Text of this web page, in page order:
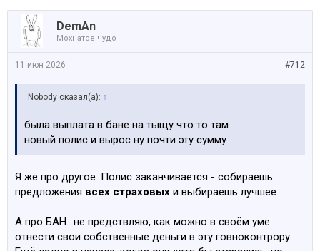
DemAn
Мохнатое чудо
#712
11 июн 2026
Nobody сказал(а): ↑
была выплата в бане на тыщу что то там
новый полис и вырос ну почти эту сумму
Я же про другое. Полис заканчивается - собираешь
предложения всех страховых и выбираешь лучшее.
А про БАН.. не предствляю, как можно в своём уме
отнести свои собственные деньги в эту говноконтрору.